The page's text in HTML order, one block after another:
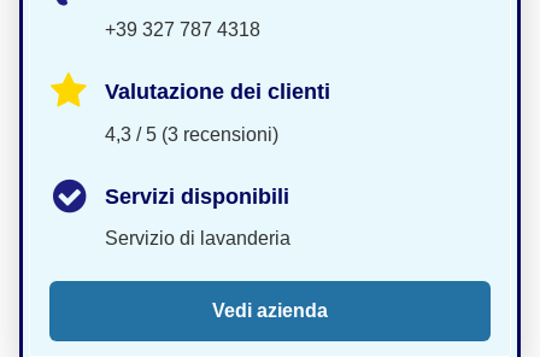
+39 327 787 4318
Valutazione dei clienti
4,3 / 5 (3 recensioni)
Servizi disponibili
Servizio di lavanderia
Vedi azienda